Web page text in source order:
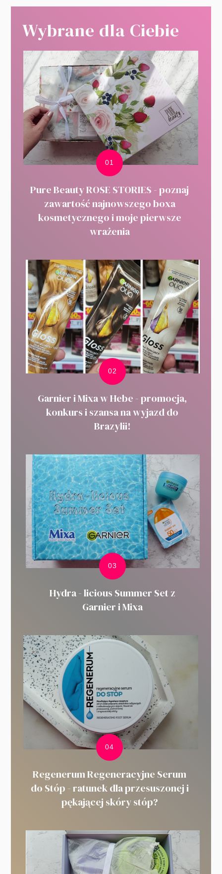
Wybrane dla Ciebie
Pure Beauty ROSE STORIES - poznaj
zawartość najnowszego boxa
kosmetycznego i moje pierwsze
wrażenia
Garnier i Mixa w Hebe - promocja,
konkurs i szansa na wyjazd do
Brazylii!
Hydra - licious Summer Set z
Garnier i Mixa
Regenerum Regeneracyjne Serum
do Stóp - ratunek dla przesuszonej i
pękającej skóry stóp?